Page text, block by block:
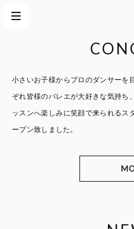
小さいお子様からプロのダンサーを
ぞれ皆様のバレエが大好きな気持ち
ッスンへ楽しみに笑顔で来られるス
ープン致しました。